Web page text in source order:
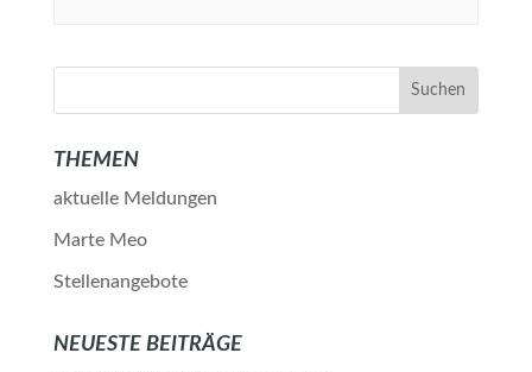
THEMEN
aktuelle Meldungen
Marte Meo
Stellenangebote
NEUESTE BEITRÄGE